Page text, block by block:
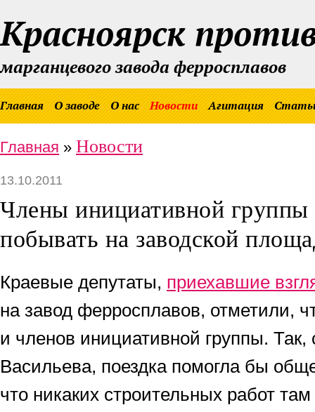
Красноярск
марганцевого завода ферросплавов
Главная О заводе О нас Новости Агитация
Главная » Новости
13.10.2011
Члены инициативной группы
побывать на заводской
Краевые депутаты, приехавшие
на завод ферросплавов, отметили,
и членов инициативной группы.
Васильева, поездка помогла бы
что никаких строительных работ